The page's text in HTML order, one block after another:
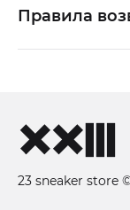
Правила
23 sneaker store